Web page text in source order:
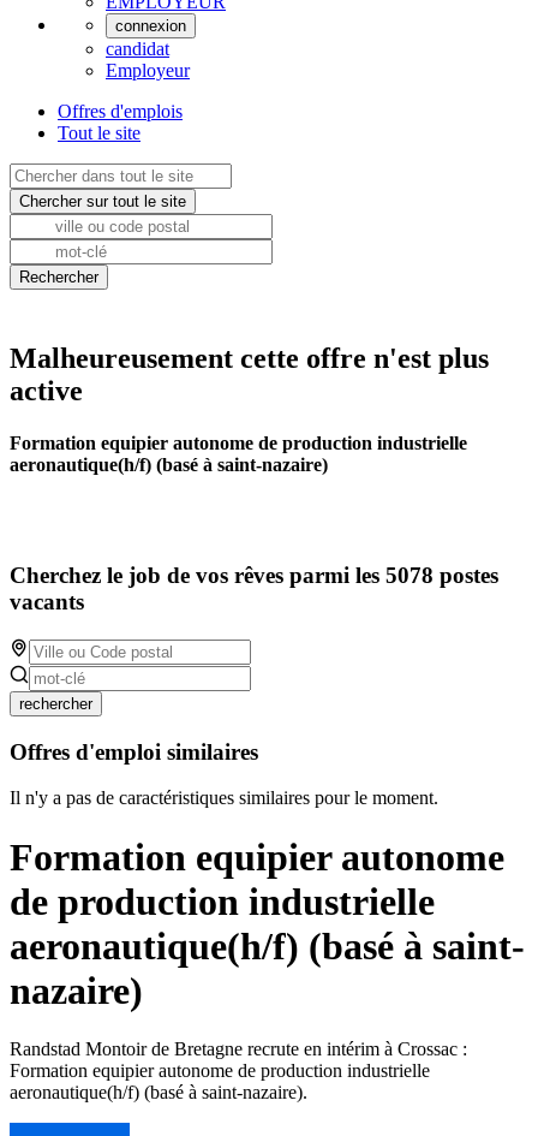
connexion
candidat
Employeur
Offres d'emplois
Tout le site
Malheureusement cette offre n'est plus
active
Formation equipier autonome de production industrielle
aeronautique(h/f) (basé à saint-nazaire)
Cherchez le job de vos rêves parmi les 5078 postes
vacants
rechercher
Offres d'emploi similaires
Il n'y a pas de caractéristiques similaires pour le moment.
Formation equipier autonome
de production industrielle
aeronautique(h/f) (basé à saint-
nazaire)
Randstad Montoir de Bretagne recrute en intérim à Crossac :
Formation equipier autonome de production industrielle
aeronautique(h/f) (basé à saint-nazaire).